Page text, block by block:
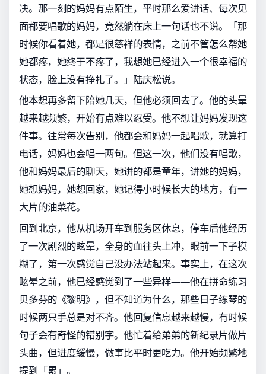
决。那一刻的妈妈有点陌生，平时那么爱讲话、每次见
面都要唱歌的妈妈，竟然躺在床上一句话也不说。「那
时候你看着她，都是很慈祥的表情，之前不管怎么帮她
她都疼，她终于不疼了，我想她已经进入一个很幸福的
状态，脸上没有挣扎了。」陆庆松说。
他本想再多留下陪她几天，但他必须回去了。他的头晕
越来越频繁，开始有点难以忍受。他不想让妈妈发现这
件事。往常每次告别，他都会和妈妈一起唱歌，就算打
电话，妈妈也会唱一两句。但这一次，他们没有唱歌，
他和妈妈最后的聊天，她讲的都是童年，讲她的妈妈，
她想妈妈，她想回家，她记得小时候长大的地方，有一
大片的油菜花。
回到北京，他从机场开车到服务区休息，停车后他经历
了一次剧烈的眩晕，全身的血往头上冲，眼前一下子模
糊了，第一次感觉自己没办法站起来。事实上，在这次
眩晕之前，他已经感觉到了一些异样——他在拼命练习
贝多芬的《黎明》，但不知道为什么，那些日子练琴的
时候两只手总是对不齐。他回复信息越来越慢，有时候
句子会有奇怪的错别字。他忙着给弟弟的新纪录片做片
头曲，但进度缓慢，做事比平时更吃力。他开始频繁地
提到「累」。